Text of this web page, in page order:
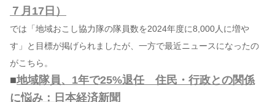
７月17日）
では「地域おこし協力隊の隊員数を2024年度に8,000人に増や
す」と目標が掲げられましたが、一方で最近ニュースになったの
がこちら。
■地域隊員、1年で25%退任 住民・行政との関係
に悩み：日本経済新聞